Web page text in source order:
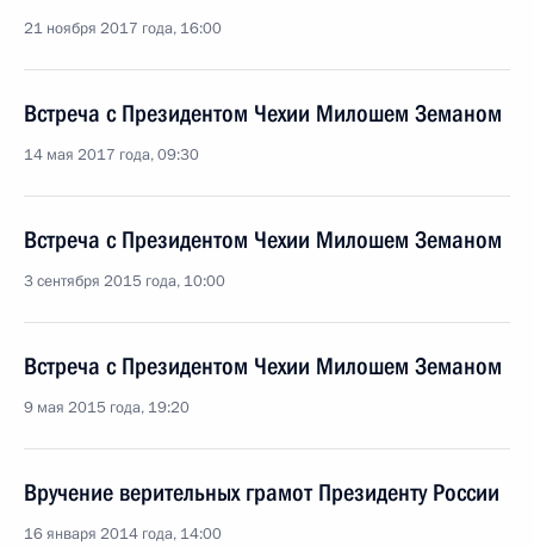
21 ноября 2017 года, 16:00
Встреча с Президентом Чехии Милошем Земаном
14 мая 2017 года, 09:30
Встреча с Президентом Чехии Милошем Земаном
3 сентября 2015 года, 10:00
Встреча с Президентом Чехии Милошем Земаном
9 мая 2015 года, 19:20
Вручение верительных грамот Президенту России
16 января 2014 года, 14:00